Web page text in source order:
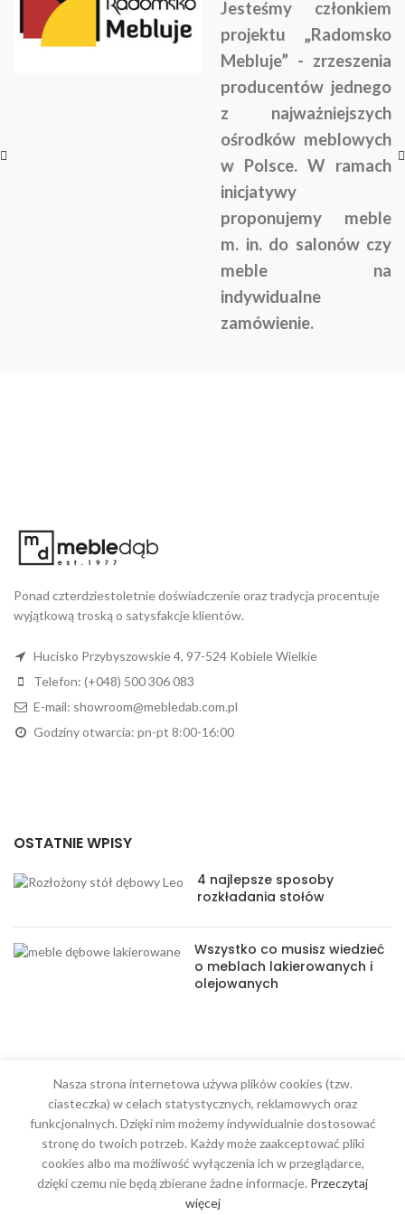
Jesteśmy członkiem
projektu „Radomsko
Mebluje” - zrzeszenia
producentów jednego
z najważniejszych
ośrodków meblowych
w Polsce. W ramach
inicjatywy
proponujemy meble
m. in. do salonów czy
meble na
indywidualne
zamówienie.
Ponad czterdziestoletnie doświadczenie oraz tradycja procentuje
wyjątkową troską o satysfakcje klientów.
Hucisko Przybyszowskie 4, 97-524 Kobiele Wielkie
Telefon: (+048) 500 306 083
E-mail: showroom@mebledab.com.pl
Godziny otwarcia: pn-pt 8:00-16:00
OSTATNIE WPISY
4 najlepsze sposoby
rozkładania stołów
Wszystko co musisz wiedzieć
o meblach lakierowanych i
olejowanych
MENU
Meble na wymiar
O Nas
Nasza strona internetowa używa plików cookies (tzw.
ciasteczka) w celach statystycznych, reklamowych oraz
funkcjonalnych. Dzięki nim możemy indywidualnie dostosować
stronę do twoich potrzeb. Każdy może zaakceptować pliki
cookies albo ma możliwość wyłączenia ich w przeglądarce,
dzięki czemu nie będą zbierane żadne informacje. Przeczytaj
więcej